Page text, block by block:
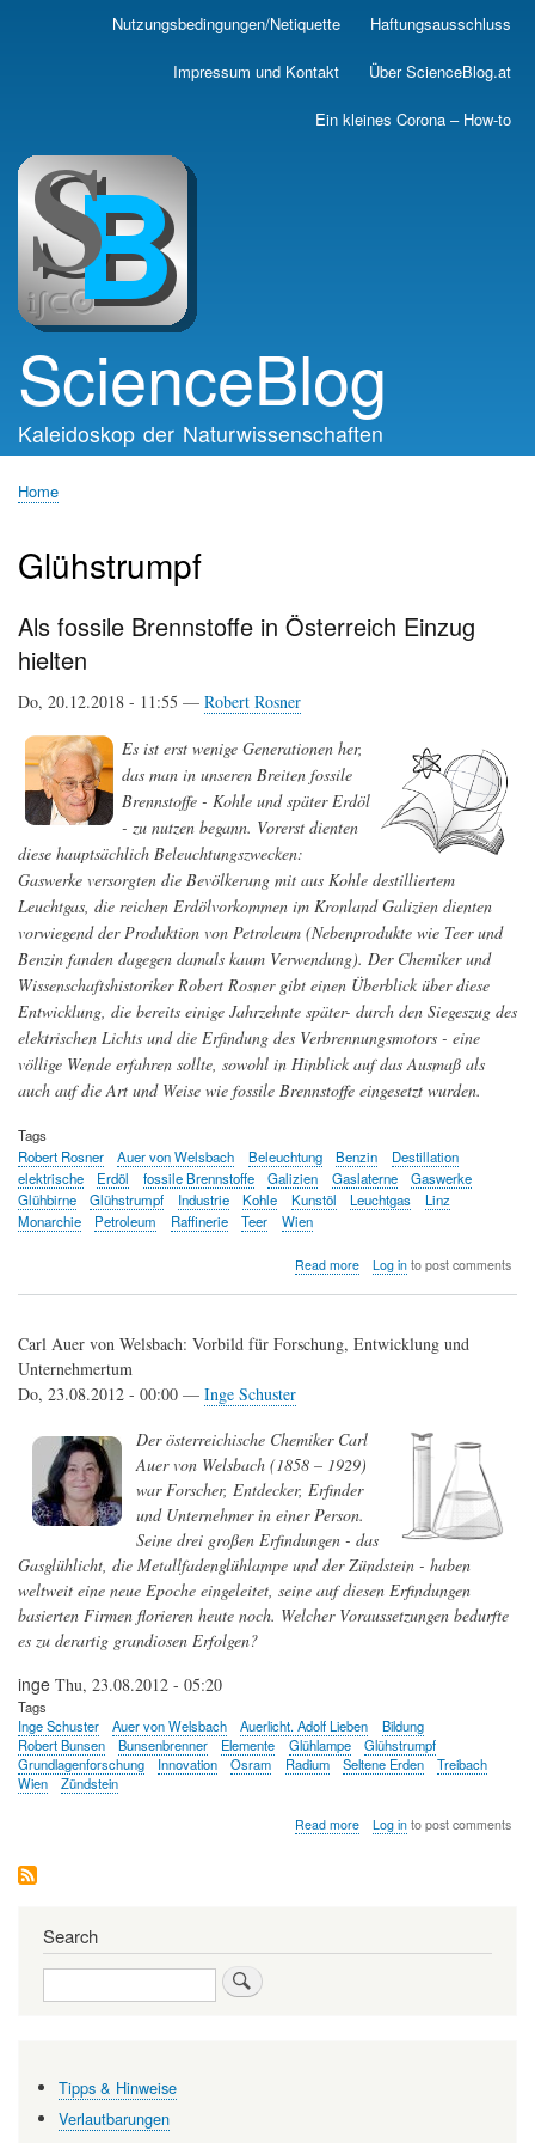
Skip
main
Nutzungsbedingungen/Netiquette Haftungsausschluss
Impressum und Kontakt Über ScienceBlog.at
Ein kleines Corona – How-to
ScienceBlog
Kaleidoskop der Naturwissenschaften
Home
Glühstrumpf
Als fossile Brennstoffe in Österreich Einzug
hielten
Do, 20.12.2018 - 11:55 — Robert Rosner
Es ist erst wenige Generationen her,
das man in unseren Breiten fossile
Brennstoffe - Kohle und später Erdöl
- zu nutzen begann. Vorerst dienten
diese hauptsächlich Beleuchtungszwecken:
Gaswerke versorgten die Bevölkerung mit aus Kohle destilliertem
Leuchtgas, die reichen Erdölvorkommen im Kronland Galizien dienten
vorwiegend der Produktion von Petroleum (Nebenprodukte wie Teer und
Benzin fanden dagegen damals kaum Verwendung). Der Chemiker und
Wissenschaftshistoriker Robert Rosner gibt einen Überblick über diese
Entwicklung, die bereits einige Jahrzehnte später- durch den Siegeszug des
elektrischen Lichts und die Erfindung des Verbrennungsmotors - eine
völlige Wende erfahren sollte, sowohl in Hinblick auf das Ausmaß als
auch auf die Art und Weise wie fossile Brennstoffe eingesetzt wurden.
Tags
Robert Rosner
Auer von Welsbach Beleuchtung Benzin
Destillation
elektrische
Erdöl fossile Brennstoffe Galizien Gaslaterne
Gaswerke
Glühbirne
Glühstrumpf Industrie Kohle Kunstöl Leuchtgas
Linz
Monarchie
Petroleum Raffinerie Teer Wien
Read moreabout
in
Log into post comments
Carl Auer von Welsbach: Vorbild für Forschung, Entwicklung und
Unternehmertum
Do, 23.08.2012 - 00:00 — Inge Schuster
Der österreichische Chemiker Carl
Auer von Welsbach (1858 – 1929)
war Forscher, Entdecker, Erfinder
und Unternehmer in einer Person.
Seine drei großen Erfindungen - das
Gasglühlicht, die Metallfadenglühlampe und der Zündstein - haben
weltweit eine neue Epoche eingeleitet, seine auf diesen Erfindungen
basierten Firmen florieren heute noch. Welcher Voraussetzungen bedurfte
es zu derartig grandiosen Erfolgen?
inge Thu, 23.08.2012 - 05:20
Tags
Inge Schuster
Auer von Welsbach Auerlicht. Adolf Lieben
Bildung
Robert Bunsen
Bunsenbrenner Elemente Glühlampe
Glühstrumpf
Grundlagenforschung
Innovation Osram Radium Seltene Erden
Treibach
Wien
Zündstein
Read moreabout
Forschung,
Log into post comments
Search
Search
Tipps & Hinweise
Verlautbarungen